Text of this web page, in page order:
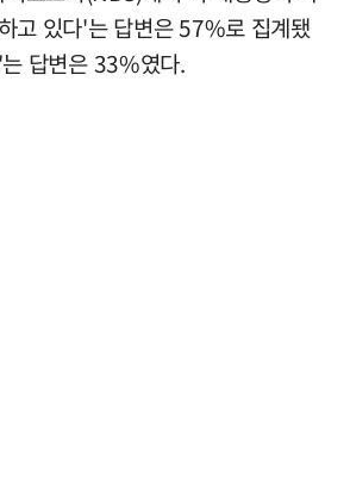
고 있다'는 답변은 57%로 집계됐
답변은 33%였다.